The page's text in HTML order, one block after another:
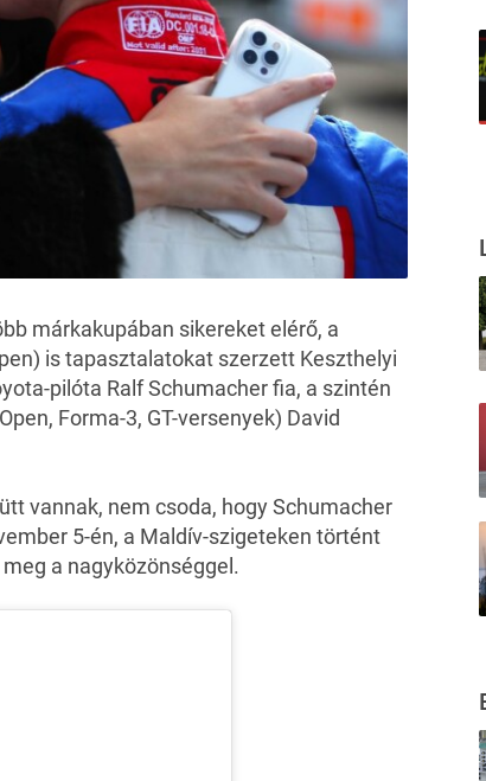
márkakupában sikereket elérő, a
is tapasztalatokat szerzett Keszthelyi
pilóta Ralf Schumacher fia, a szintén
Forma-3, GT-versenyek) David
vannak, nem csoda, hogy Schumacher
5-én, a Maldív-szigeteken történt
a nagyközönséggel.